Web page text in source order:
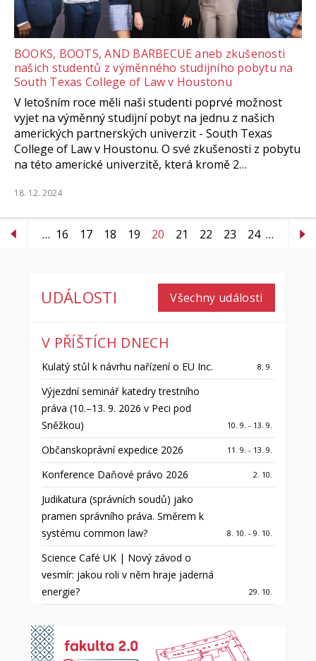
BOOKS, BOOTS, AND BARBECUE aneb zkušenosti
našich studentů z výměnného studijního pobytu na
South Texas College of Law v Houstonu
V letošním roce měli naši studenti poprvé možnost
vyjet na výměnný studijní pobyt na jednu z našich
amerických partnerských univerzit - South Texas
College of Law v Houstonu. O své zkušenosti z pobytu
na této americké univerzitě, která kromě 2…
18. 12. 2024
… 16 17 18 19 20 21 22 23 24 …
UDÁLOSTI Všechny události
V PŘÍŠTÍCH DNECH
Kulatý stůl k návrhu nařízení o EU Inc. 8. 9.
Výjezdní seminář katedry trestního
práva (10.–13. 9. 2026 v Peci pod
Sněžkou)
10. 9. - 13. 9.
Občanskoprávní expedice 2026 11. 9. - 13. 9.
Konference Daňové právo 2026 2. 10.
Judikatura (správních soudů) jako
pramen správního práva. Směrem k
systému common law?
8. 10. - 9. 10.
Science Café UK | Nový závod o
vesmír: jakou roli v něm hraje jaderná
energie?
29. 10.